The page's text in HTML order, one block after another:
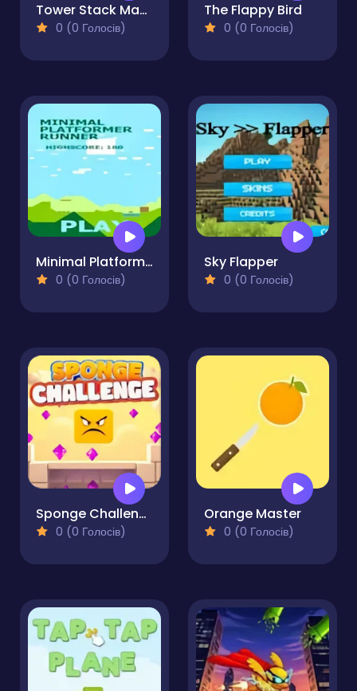
Tower Stack Master
0 (0 Голосів)
The Flappy Bird
0 (0 Голосів)
Minimal Platformer Runner
0 (0 Голосів)
Sky Flapper
0 (0 Голосів)
Sponge Challenge
0 (0 Голосів)
Orange Master
0 (0 Голосів)